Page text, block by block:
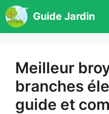
Aller
au
contenu
Guide Jardin
Meilleur
branches
guide et